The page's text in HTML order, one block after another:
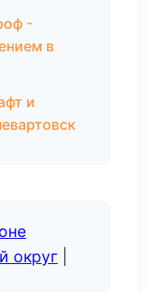
-
в
и
округ